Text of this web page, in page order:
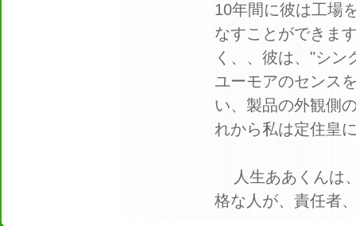
10年間に彼は工場
なすことができま
く、、彼は、"シン
ユーモアのセンス
い、製品の外観側
れから私は定住皇
人生ああくんは
格な人が、責任者